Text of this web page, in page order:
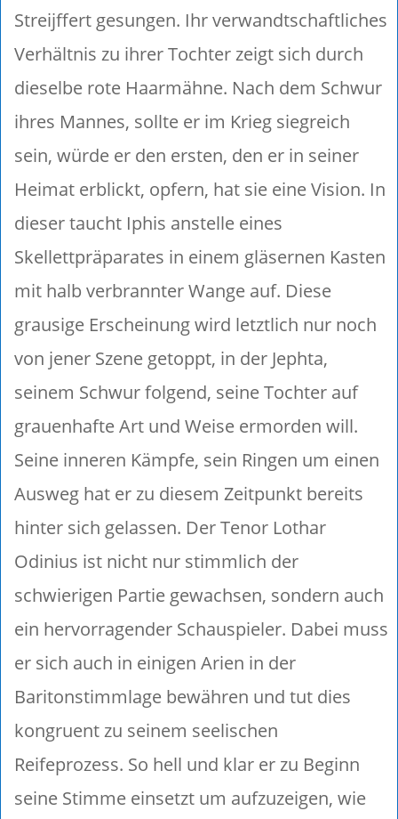
Streijffert gesungen. Ihr verwandtschaftliches
Verhältnis zu ihrer Tochter zeigt sich durch
dieselbe rote Haarmähne. Nach dem Schwur
ihres Mannes, sollte er im Krieg siegreich
sein, würde er den ersten, den er in seiner
Heimat erblickt, opfern, hat sie eine Vision. In
dieser taucht Iphis anstelle eines
Skellettpräparates in einem gläsernen Kasten
mit halb verbrannter Wange auf. Diese
grausige Erscheinung wird letztlich nur noch
von jener Szene getoppt, in der Jephta,
seinem Schwur folgend, seine Tochter auf
grauenhafte Art und Weise ermorden will.
Seine inneren Kämpfe, sein Ringen um einen
Ausweg hat er zu diesem Zeitpunkt bereits
hinter sich gelassen. Der Tenor Lothar
Odinius ist nicht nur stimmlich der
schwierigen Partie gewachsen, sondern auch
ein hervorragender Schauspieler. Dabei muss
er sich auch in einigen Arien in der
Baritonstimmlage bewähren und tut dies
kongruent zu seinem seelischen
Reifeprozess. So hell und klar er zu Beginn
seine Stimme einsetzt um aufzuzeigen, wie